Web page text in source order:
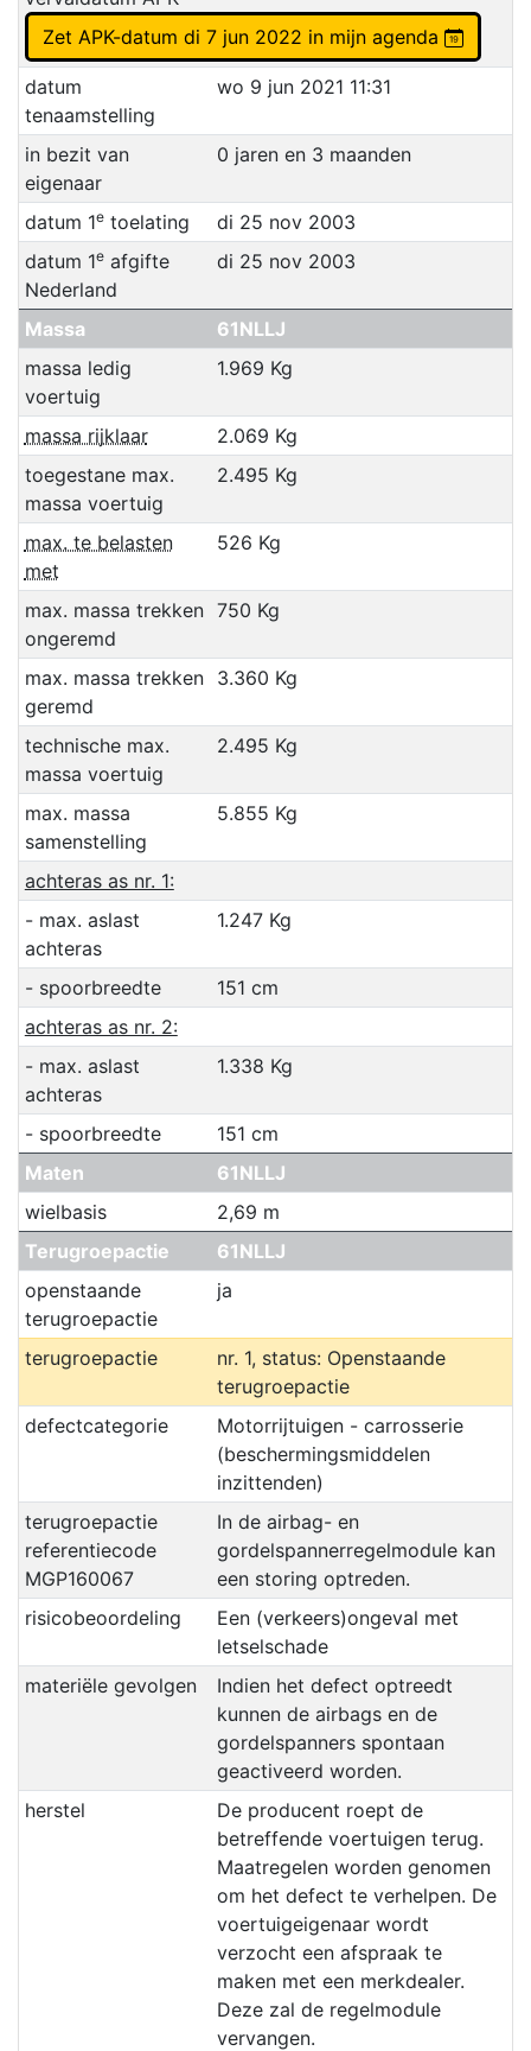
Zet APK-datum di 7 jun 2022 in mijn agenda
datum
tenaamstelling
wo 9 jun 2021 11:31
in bezit van
eigenaar
0 jaren en 3 maanden
datum 1etoelating
di 25 nov 2003
datum 1eafgifte
Nederland
di 25 nov 2003
Massa
61NLLJ
massa ledig
voertuig
1.969 Kg
massa rijklaar
2.069 Kg
toegestane max.
massa voertuig
2.495 Kg
max. te belasten
met
526 Kg
max. massa trekken
ongeremd
750 Kg
max. massa trekken
geremd
3.360 Kg
technische max.
massa voertuig
2.495 Kg
max. massa
samenstelling
5.855 Kg
achteras as nr. 1:
- max. aslast
achteras
1.247 Kg
- spoorbreedte
151 cm
achteras as nr. 2:
- max. aslast
achteras
1.338 Kg
- spoorbreedte
151 cm
Maten
61NLLJ
wielbasis
2,69 m
Terugroepactie
61NLLJ
openstaande
terugroepactie
ja
terugroepactie
nr. 1, status: Openstaande
terugroepactie
defectcategorie
Motorrijtuigen - carrosserie
(beschermingsmiddelen
inzittenden)
terugroepactie
referentiecode
MGP160067
In de airbag- en
gordelspannerregelmodule kan
een storing optreden.
risicobeoordeling
Een (verkeers)ongeval met
letselschade
materiële gevolgen
Indien het defect optreedt
kunnen de airbags en de
gordelspanners spontaan
geactiveerd worden.
herstel
De producent roept de
betreffende voertuigen terug.
Maatregelen worden genomen
om het defect te verhelpen. De
voertuigeigenaar wordt
verzocht een afspraak te
maken met een merkdealer.
Deze zal de regelmodule
vervangen.